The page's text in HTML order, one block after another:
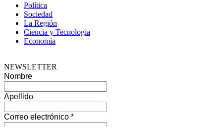
Política
Sociedad
La Región
Ciencia y Tecnología
Economía
NEWSLETTER
Nombre
Apellido
Correo electrónico *